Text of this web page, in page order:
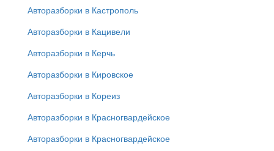
Авторазборки в Кастрополь
Авторазборки в Кацивели
Авторазборки в Керчь
Авторазборки в Кировское
Авторазборки в Кореиз
Авторазборки в Красногвардейское
Авторазборки в Красногвардейское